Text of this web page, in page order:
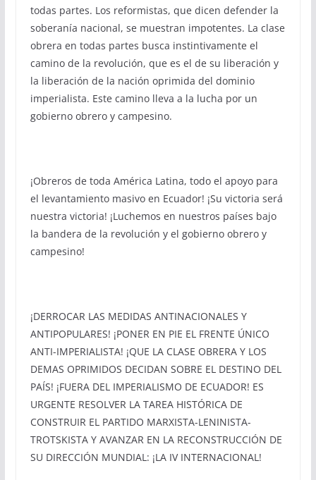
todas partes. Los reformistas, que dicen defender la
soberanía nacional, se muestran impotentes. La clase
obrera en todas partes busca instintivamente el
camino de la revolución, que es el de su liberación y
la liberación de la nación oprimida del dominio
imperialista. Este camino lleva a la lucha por un
gobierno obrero y campesino.
¡Obreros de toda América Latina, todo el apoyo para
el levantamiento masivo en Ecuador! ¡Su victoria será
nuestra victoria! ¡Luchemos en nuestros países bajo
la bandera de la revolución y el gobierno obrero y
campesino!
¡DERROCAR LAS MEDIDAS ANTINACIONALES Y
ANTIPOPULARES! ¡PONER EN PIE EL FRENTE ÚNICO
ANTI-IMPERIALISTA! ¡QUE LA CLASE OBRERA Y LOS
DEMAS OPRIMIDOS DECIDAN SOBRE EL DESTINO DEL
PAÍS! ¡FUERA DEL IMPERIALISMO DE ECUADOR! ES
URGENTE RESOLVER LA TAREA HISTÓRICA DE
CONSTRUIR EL PARTIDO MARXISTA-LENINISTA-
TROTSKISTA Y AVANZAR EN LA RECONSTRUCCIÓN DE
SU DIRECCIÓN MUNDIAL: ¡LA IV INTERNACIONAL!